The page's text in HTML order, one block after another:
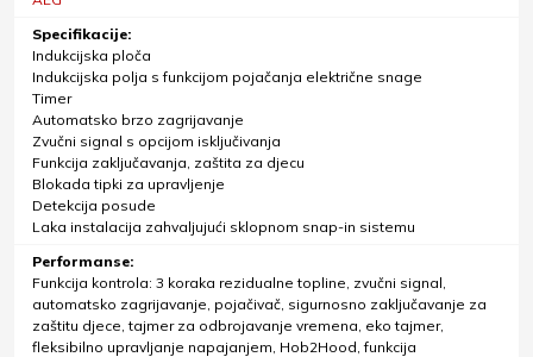
Specifikacije:
Indukcijska ploča
Indukcijska polja s funkcijom pojačanja električne snage
Timer
Automatsko brzo zagrijavanje
Zvučni signal s opcijom isključivanja
Funkcija zaključavanja, zaštita za djecu
Blokada tipki za upravljenje
Detekcija posude
Laka instalacija zahvaljujući sklopnom snap-in sistemu
Performanse:
Funkcija kontrola: 3 koraka rezidualne topline, zvučni signal,
automatsko zagrijavanje, pojačivač, sigurnosno zaključavanje za
zaštitu djece, tajmer za odbrojavanje vremena, eko tajmer,
fleksibilno upravljanje napajanjem, Hob2Hood, funkcija